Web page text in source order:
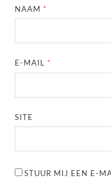
NAAM *
E-MAIL *
SITE
STUUR MIJ EEN E-